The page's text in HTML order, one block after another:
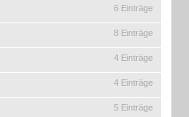
6 Einträge
8 Einträge
4 Einträge
4 Einträge
5 Einträge